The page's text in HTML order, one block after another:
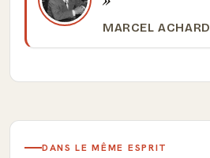
MARCEL ACHARD
DANS LE MÊME ESPRIT